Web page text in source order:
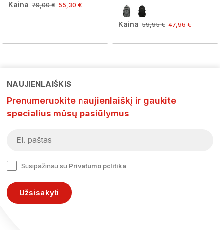
Kaina 79,00 € 55,30 €
Kaina 59,95 € 47,96 €
NAUJIENLAIŠKIS
Prenumeruokite naujienlaiškį ir gaukite
specialius mūsų pasiūlymus
Susipažinau su Privatumo politika
Užsisakyti